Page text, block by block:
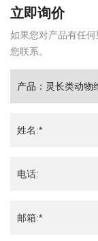
立即询价
如果您对产品有任
您联系。